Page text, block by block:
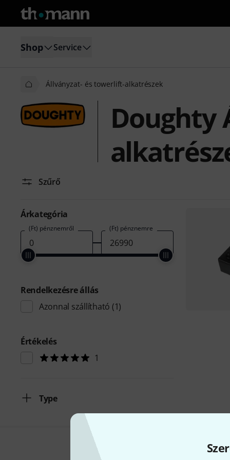
Shop Service
Állványzat- és towerlift-alkatrészek
Doughty
Szűrő
Árkategória
(Ft) pénznemről (Ft) pénznemre
Rendelkezésre állás
Azonnal szállítható (1)
Értékelés
1
Type